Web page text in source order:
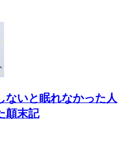
ないと眠れなかった人
顛末記